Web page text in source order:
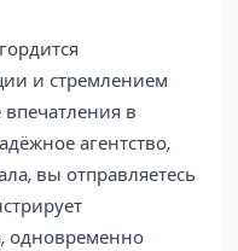
и стремлением
в
агентство,
вы отправляетесь
одновременно